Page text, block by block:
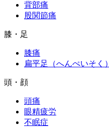
背部痛
股関節痛
膝・足
膝痛
扁平足（へんぺいそく）
頭・顔
頭痛
眼精疲労
不眠症